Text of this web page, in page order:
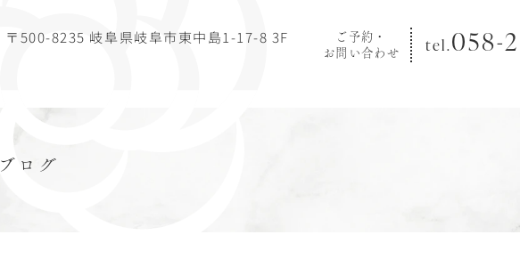
〒500-8235 岐阜県岐阜市東中島1-17-8 3F
ご予約・
お問い合わせ
tel.058-
ブログ